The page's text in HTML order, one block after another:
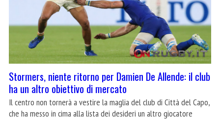
Stormers, niente ritorno per Damien De Allende: il club
ha un altro obiettivo di mercato
Il centro non tornerà a vestire la maglia del club di Città del Capo,
che ha messo in cima alla lista dei desideri un altro giocatore